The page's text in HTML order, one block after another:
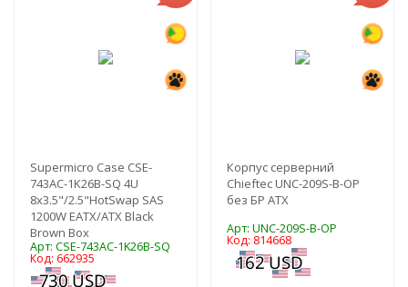
Supermicro Case CSE-
743AC-1K26B-SQ 4U
8x3.5"/2.5"HotSwap SAS
1200W EATX/ATX Black
Brown Box
Арт: CSE-743AC-1K26B-SQ
Код: 662935
Корпус серверний
Chieftec UNC-209S-B-OP
без БР ATX
Арт: UNC-209S-B-OP
Код: 814668